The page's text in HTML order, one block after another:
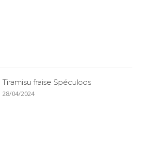
Tiramisu fraise Spéculoos
28/04/2024